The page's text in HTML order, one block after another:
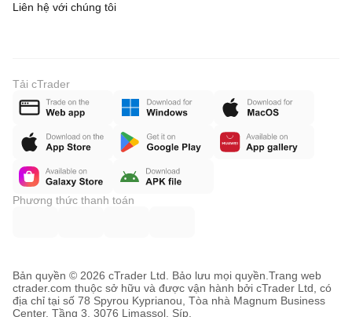
Liên hệ với chúng tôi
Tải cTrader
Phương thức thanh toán
Bản quyền © 2026 cTrader Ltd. Bảo lưu mọi quyền. Trang web
ctrader.com thuộc sở hữu và được vận hành bởi cTrader Ltd, có
địa chỉ tại số 78 Spyrou Kyprianou, Tòa nhà Magnum Business
Center, Tầng 3, 3076 Limassol, Síp.